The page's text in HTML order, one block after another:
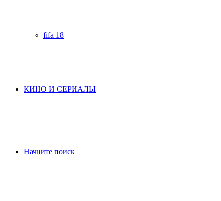
fifa 18
КИНО И СЕРИАЛЫ
Начните поиск